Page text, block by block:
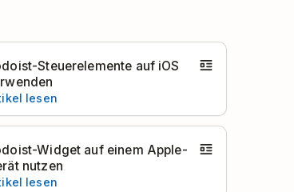
Steuerelemente auf iOS
lesen
Widget auf einem Apple-
nutzen
lesen